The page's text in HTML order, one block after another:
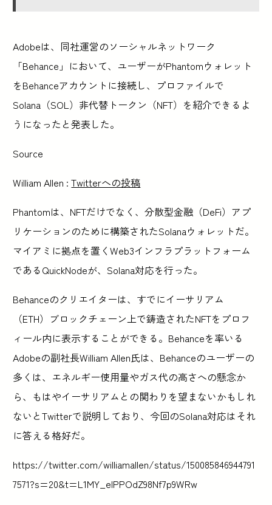
Adobeは、同社運営のソーシャルネットワーク
「Behance」において、ユーザーがPhantomウォレット
をBehanceアカウントに接続し、プロファイルで
Solana（SOL）非代替トークン（NFT）を紹介できるよ
うになったと発表した。
Source
William Allen :Twitterへの投稿
Phantomは、NFTだけでなく、分散型金融（DeFi）アプ
リケーションのために構築されたSolanaウォレットだ。
マイアミに拠点を置くWeb3インフラプラットフォーム
であるQuickNodeが、Solana対応を行った。
Behanceのクリエイターは、すでにイーサリアム
（ETH）ブロックチェーン上で鋳造されたNFTをプロフ
ィール内に表示することができる。Behanceを率いる
Adobeの副社長William Allen氏は、Behanceのユーザーの
多くは、エネルギー使用量やガス代の高さへの懸念か
ら、もはやイーサリアムとの関わりを望まないかもしれ
ないとTwitterで説明しており、今回のSolana対応はそれ
に答える格好だ。
https://twitter.com/williamallen/status/150085846944791
7571?s=20&t=L1MY_elPPOdZ98Nf7p9WRw